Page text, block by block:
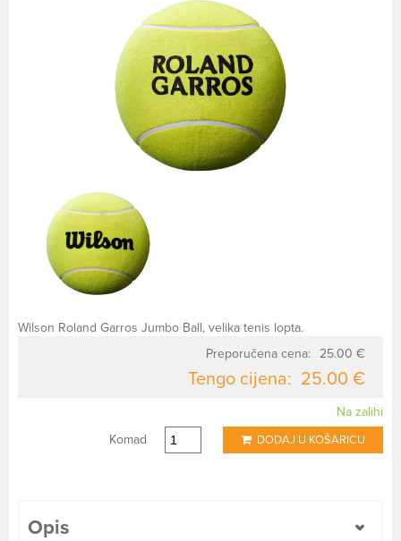
Wilson Roland Garros Jumbo Ball, velika tenis lopta.
Preporučena cena: 25.00 €
Tengo cijena: 25.00 €
Na zalihi
Komad
DODAJ U KOŠARICU
Opis